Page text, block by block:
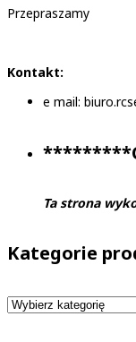
Przepraszamy
Kontakt:
e mail:
Ta strona
Kategorie